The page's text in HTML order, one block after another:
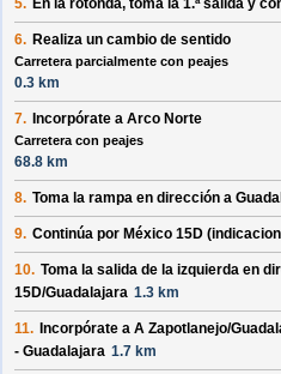
5. En la rotonda, toma la 1.ªsalida y
6. Realiza un cambio de sentido
Carretera parcialmente con peajes
0.3 km
7. Incorpórate a Arco Norte
Carretera con peajes
68.8 km
8. Toma la rampa en dirección a
9. Continúa por México 15D
10. Toma la salida de la izquierda en
15D/Guadalajara 1.3 km
11. Incorpórate a A Zapotlanejo/
- Guadalajara 1.7 km